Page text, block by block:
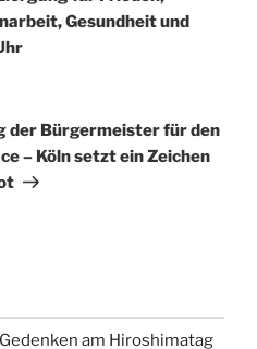
Gesundheit und
der Bürgermeister für den
– Köln setzt ein Zeichen
am Hiroshimatag